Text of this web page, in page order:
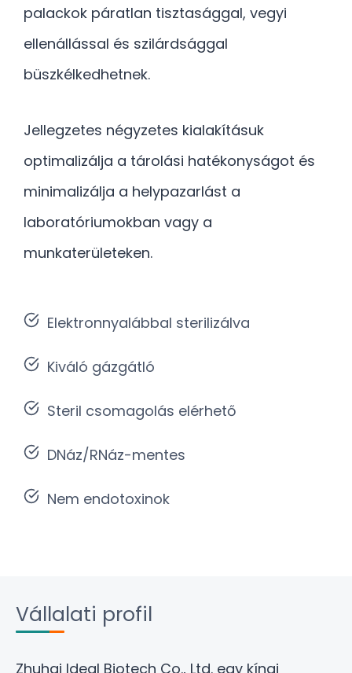
palackok páratlan tisztasággal, vegyi
ellenállással és szilárdsággal
büszkélkedhetnek.
Jellegzetes négyzetes kialakításuk
optimalizálja a tárolási hatékonyságot és
minimalizálja a helypazarlást a
laboratóriumokban vagy a
munkaterületeken.
Elektronnyalábbal sterilizálva
Kiváló gázgátló
Steril csomagolás elérhető
DNáz/RNáz-mentes
Nem endotoxinok
Vállalati profil
Zhuhai Ideal Biotech Co., Ltd. egy kínai